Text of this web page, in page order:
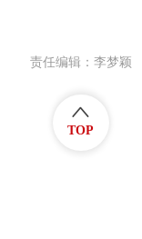
责任编辑：李梦颖
TOP